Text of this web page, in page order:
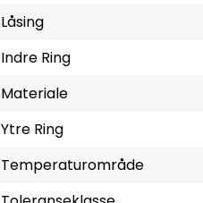
Låsing
Indre Ring
Materiale
Ytre Ring
Temperaturområde